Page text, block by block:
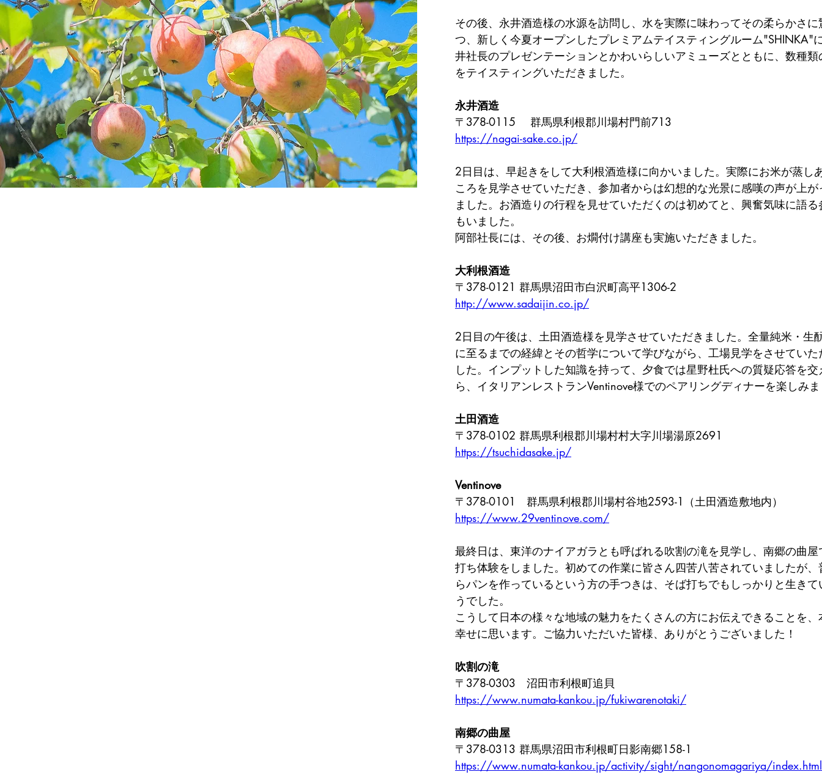
その後、永井酒造様の水源を訪問し、水を実際に味わってその柔らかさに
つ、新しく今夏オープンしたプレミアムテイスティングルーム"SHINKA"
井社長のプレゼンテーションとかわいらしいアミューズとともに、数種類
をテイスティングいただきました。
永井酒造
〒378-0115 　群馬県利根郡川場村門前713
https://nagai-sake.co.jp/
2日目は、早起きをして大利根酒造様に向かいました。実際にお米が蒸し
ころを見学させていただき、参加者からは幻想的な光景に感嘆の声が上が
ました。お酒造りの行程を見せていただくのは初めてと、興奮気味に語る
もいました。
阿部社長には、その後、お燗付け講座も実施いただきました。
大利根酒造
〒378-0121 群馬県沼田市白沢町高平1306-2
http://www.sadaijin.co.jp/
2日目の午後は、土田酒造様を見学させていただきました。全量純米・生
に至るまでの経緯とその哲学について学びながら、工場見学をさせていた
した。インプットした知識を持って、夕食では星野杜氏への質疑応答を交
ら、イタリアンレストランVentinove様でのペアリングディナーを楽しみ
土田酒造
〒378-0102 群馬県利根郡川場村村大字川場湯原2691
https://tsuchidasake.jp/
Ventinove
〒378-0101　群馬県利根郡川場村谷地2593-1（土田酒造敷地内）
https://www.29ventinove.com/
最終日は、東洋のナイアガラとも呼ばれる吹割の滝を見学し、南郷の曲屋
打ち体験をしました。初めての作業に皆さん四苦八苦されていましたが、
らパンを作っているという方の手つきは、そば打ちでもしっかりと生きて
うでした。
こうして日本の様々な地域の魅力をたくさんの方にお伝えできることを、
幸せに思います。ご協力いただいた皆様、ありがとうございました！
吹割の滝
〒378-0303　沼田市利根町追貝
https://www.numata-kankou.jp/fukiwarenotaki/
南郷の曲屋
〒378-0313 群馬県沼田市利根町日影南郷158-1
https://www.numata-kankou.jp/activity/sight/nangonomagariya/index.html